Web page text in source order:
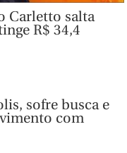
Carletto salta
R$ 34,4
sofre busca e
com